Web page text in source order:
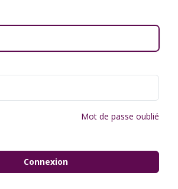
Mot de passe oublié
Connexion